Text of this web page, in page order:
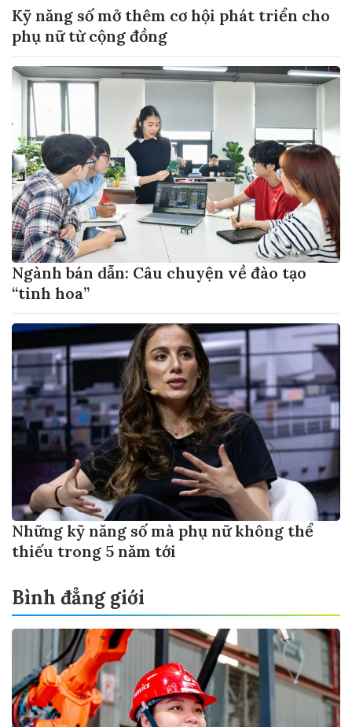
Kỹ năng số mở thêm cơ hội phát triển cho
phụ nữ từ cộng đồng
Ngành bán dẫn: Câu chuyện về đào tạo
“tinh hoa”
Những kỹ năng số mà phụ nữ không thể
thiếu trong 5 năm tới
Bình đẳng giới